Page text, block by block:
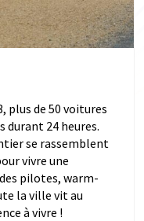
plus de 50 voitures
durant 24 heures.
se rassemblent
vivre une
pilotes, warm-
la ville vit au
à vivre !